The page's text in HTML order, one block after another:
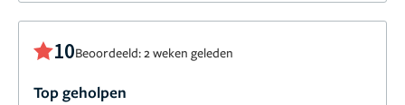
10Beoordeeld: 2 weken geleden
Top geholpen